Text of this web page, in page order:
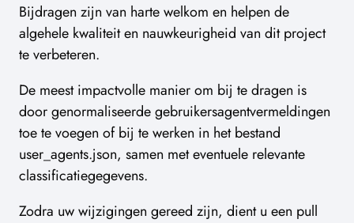
Bijdragen zijn van harte welkom en helpen de
algehele kwaliteit en nauwkeurigheid van dit project
te verbeteren.
De meest impactvolle manier om bij te dragen is
door genormaliseerde gebruikersagentvermeldingen
toe te voegen of bij te werken in het bestand
user_agents.json, samen met eventuele relevante
classificatiegegevens.
Zodra uw wijzigingen gereed zijn, dient u een pull